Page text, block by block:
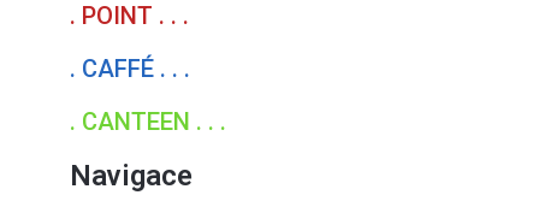
. POINT . . .
. CAFFÉ . . .
. CANTEEN . . .
Navigace